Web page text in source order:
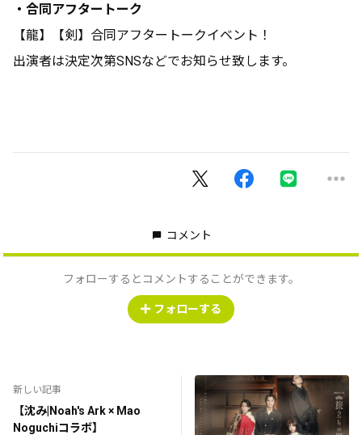
・合同アフタートーク
【龍】【剣】合同アフタートークイベント！
出演者は決定次第SNSなどでお知らせ致します。
コメント
フォローするとコメントすることができます。
フォローする
新しい記事
【沈み|Noah's Ark × Mao
Noguchiコラボ】